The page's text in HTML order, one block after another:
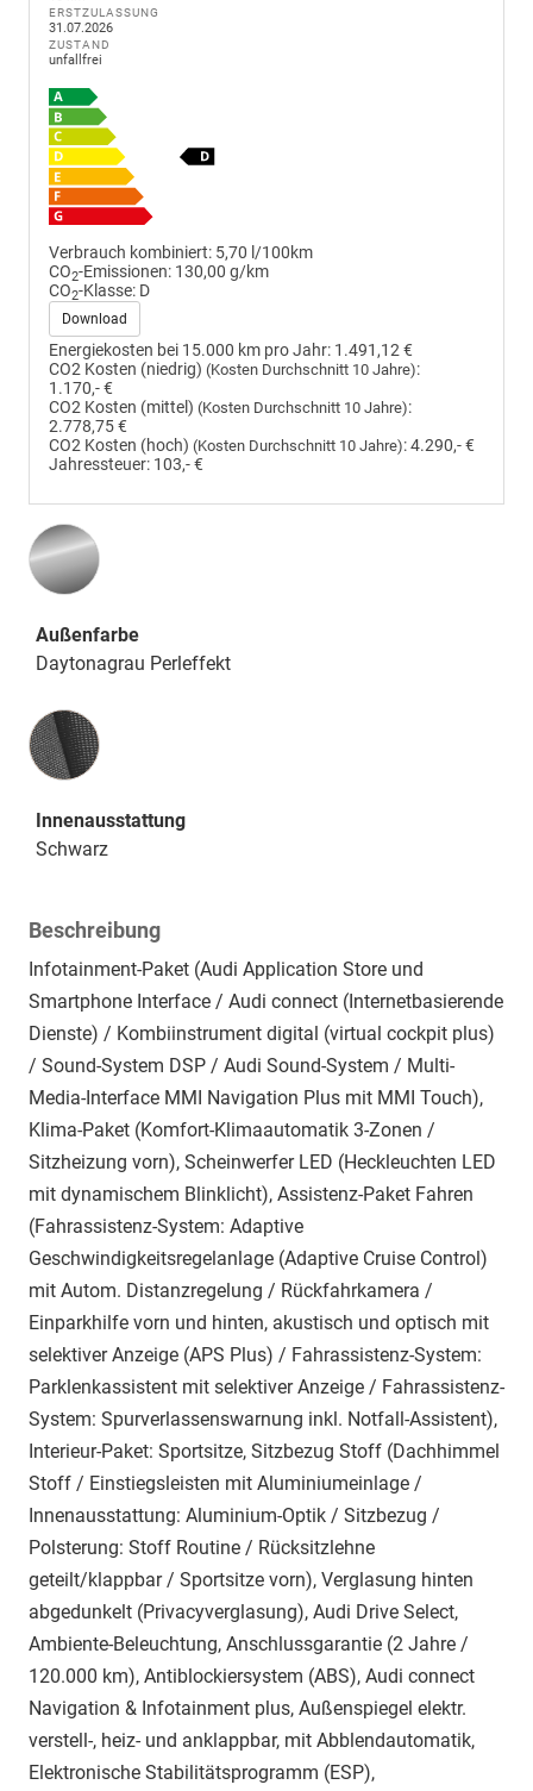
ERSTZULASSUNG
31.07.2026
ZUSTAND
unfallfrei
Verbrauch kombiniert: 5,70 l/100km
CO2-Emissionen: 130,00 g/km
CO2-Klasse: D
Download
Energiekosten bei 15.000 km pro Jahr: 1.491,12 €
CO2 Kosten (niedrig) (Kosten Durchschnitt 10 Jahre):
1.170,- €
CO2 Kosten (mittel) (Kosten Durchschnitt 10 Jahre):
2.778,75 €
CO2 Kosten (hoch) (Kosten Durchschnitt 10 Jahre):4.290,- €
Jahressteuer: 103,- €
Außenfarbe
Daytonagrau Perleffekt
Innenausstattung
Innenausstattung
Schwarz
Beschreibung
Infotainment-Paket (Audi Application Store und
Smartphone Interface / Audi connect (Internetbasierende
Dienste) / Kombiinstrument digital (virtual cockpit plus)
/ Sound-System DSP / Audi Sound-System / Multi-
Media-Interface MMI Navigation Plus mit MMI Touch),
Klima-Paket (Komfort-Klimaautomatik 3-Zonen /
Sitzheizung vorn), Scheinwerfer LED (Heckleuchten LED
mit dynamischem Blinklicht), Assistenz-Paket Fahren
(Fahrassistenz-System: Adaptive
Geschwindigkeitsregelanlage (Adaptive Cruise Control)
mit Autom. Distanzregelung / Rückfahrkamera /
Einparkhilfe vorn und hinten, akustisch und optisch mit
selektiver Anzeige (APS Plus) / Fahrassistenz-System:
Parklenkassistent mit selektiver Anzeige / Fahrassistenz-
System: Spurverlassenswarnung inkl. Notfall-Assistent),
Interieur-Paket: Sportsitze, Sitzbezug Stoff (Dachhimmel
Stoff / Einstiegsleisten mit Aluminiumeinlage /
Innenausstattung: Aluminium-Optik / Sitzbezug /
Polsterung: Stoff Routine / Rücksitzlehne
geteilt/klappbar / Sportsitze vorn), Verglasung hinten
abgedunkelt (Privacyverglasung), Audi Drive Select,
Ambiente-Beleuchtung, Anschlussgarantie (2 Jahre /
120.000 km), Antiblockiersystem (ABS), Audi connect
Navigation & Infotainment plus, Außenspiegel elektr.
verstell-, heiz- und anklappbar, mit Abblendautomatik,
Elektronische Stabilitätsprogramm (ESP),